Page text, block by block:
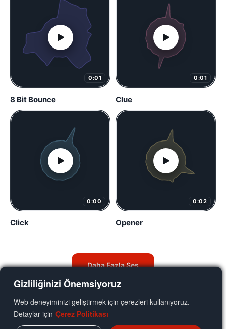
Gizliliğinizi Önemsiyoruz
Web deneyiminizi geliştirmek için çerezleri kullanıyoruz.
Detaylar için Çerez Politikası
0:01
8 Bit Bounce
0:01
Clue
0:00
Click
0:02
Opener
Daha Fazla Ses